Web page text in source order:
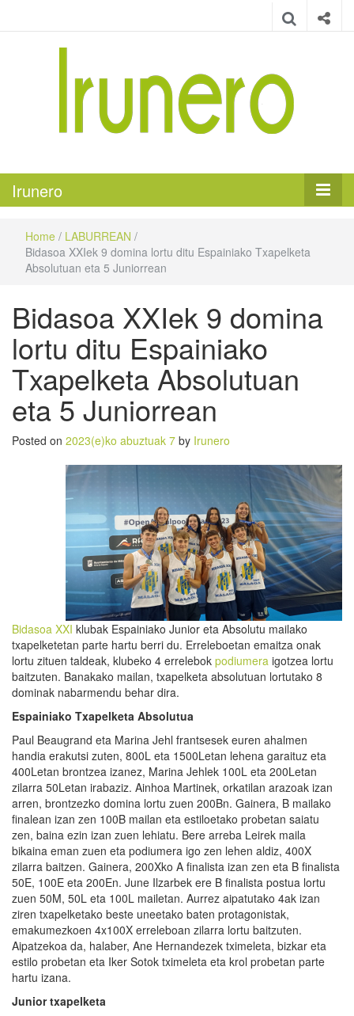
Irunero
Home / LABURREAN /
Bidasoa XXIek 9 domina lortu ditu Espainiako Txapelketa
Absolutuan eta 5 Juniorrean
Bidasoa XXIek 9 domina
lortu ditu Espainiako
Txapelketa Absolutuan
eta 5 Juniorrean
Posted on 2023(e)ko abuztuak 7 by Irunero
Bidasoa XXI klubak Espainiako Junior eta Absolutu mailako
txapelketetan parte hartu berri du. Erreleboetan emaitza onak
lortu zituen taldeak, klubeko 4 errelebok podiumera igotzea lortu
baitzuten. Banakako mailan, txapelketa absolutuan lortutako 8
dominak nabarmendu behar dira.
Espainiako Txapelketa Absolutua
Paul Beaugrand eta Marina Jehl frantsesek euren ahalmen
handia erakutsi zuten, 800L eta 1500Letan lehena garaituz eta
400Letan brontzea izanez, Marina Jehlek 100L eta 200Letan
zilarra 50Letan irabaziz. Ainhoa Martinek, orkatilan arazoak izan
arren, brontzezko domina lortu zuen 200Bn. Gainera, B mailako
finalean izan zen 100B mailan eta estiloetako probetan saiatu
zen, baina ezin izan zuen lehiatu. Bere arreba Leirek maila
bikaina eman zuen eta podiumera igo zen lehen aldiz, 400X
zilarra baitzen. Gainera, 200Xko A finalista izan zen eta B finalista
50E, 100E eta 200En. June Ilzarbek ere B finalista postua lortu
zuen 50M, 50L eta 100L mailetan. Aurrez aipatutako 4ak izan
ziren txapelketako beste uneetako baten protagonistak,
emakumezkoen 4x100X erreleboan zilarra lortu baitzuten.
Aipatzekoa da, halaber, Ane Hernandezek tximeleta, bizkar eta
estilo probetan eta Iker Sotok tximeleta eta krol probetan parte
hartu izana.
Junior txapelketa